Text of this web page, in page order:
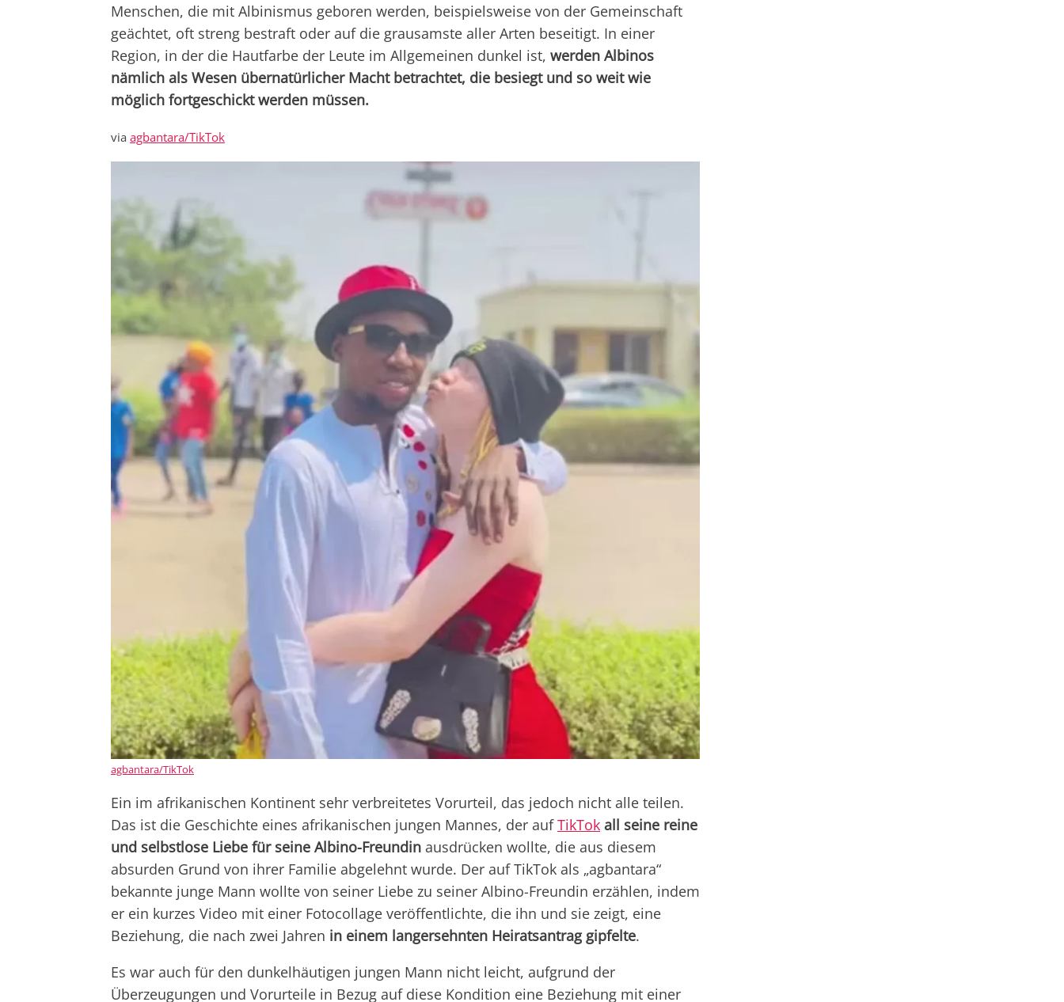
Menschen, die mit Albinismus geboren werden, beispielsweise von der Gemeinschaft
geächtet, oft streng bestraft oder auf die grausamste aller Arten beseitigt. In einer
Region, in der die Hautfarbe der Leute im Allgemeinen dunkel ist, werden Albinos
nämlich als Wesen übernatürlicher Macht betrachtet, die besiegt und so weit wie
möglich fortgeschickt werden müssen.
via agbantara/TikTok
agbantara/TikTok
Ein im afrikanischen Kontinent sehr verbreitetes Vorurteil, das jedoch nicht alle teilen.
Das ist die Geschichte eines afrikanischen jungen Mannes, der aufTikTok all seine reine
und selbstlose Liebe für seine Albino-Freundin ausdrücken wollte, die aus diesem
absurden Grund von ihrer Familie abgelehnt wurde. Der auf TikTok als „agbantara“
bekannte junge Mann wollte von seiner Liebe zu seiner Albino-Freundin erzählen, indem
er ein kurzes Video mit einer Fotocollage veröffentlichte, die ihn und sie zeigt, eine
Beziehung, die nach zwei Jahren in einem langersehnten Heiratsantrag gipfelte.
Es war auch für den dunkelhäutigen jungen Mann nicht leicht, aufgrund der
Überzeugungen und Vorurteile in Bezug auf diese Kondition eine Beziehung mit einer